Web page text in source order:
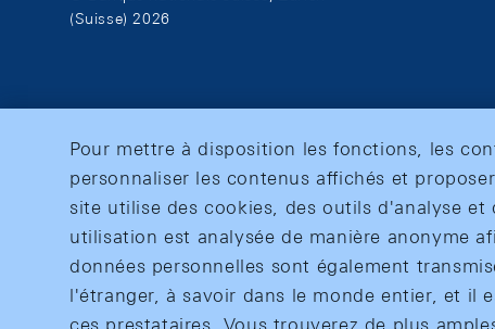
(Suisse) 2026
Pour mettre à disposition les fonctions, les
personnaliser les contenus affichés et
site utilise des cookies, des outils d'analyse et
utilisation est analysée de manière anonyme
données personnelles sont également
l'étranger, à savoir dans le monde entier, et il